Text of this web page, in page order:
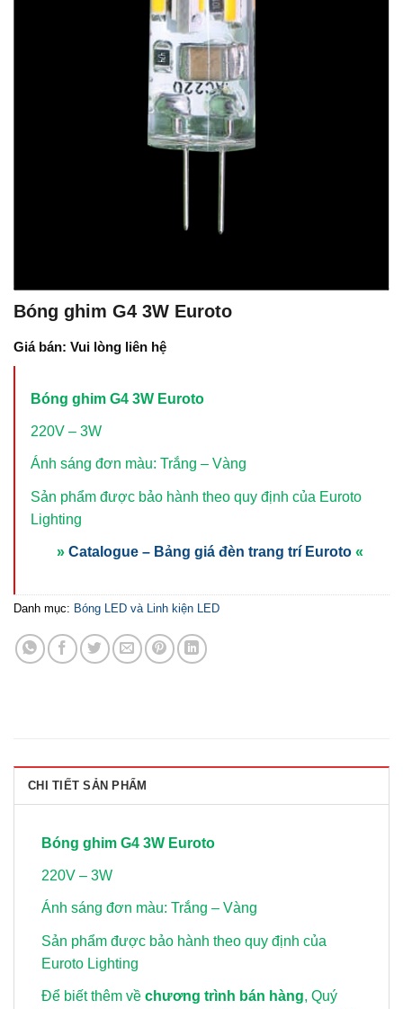
Bóng ghim G4 3W Euroto
Giá bán: Vui lòng liên hệ
Bóng ghim G4 3W Euroto
220V – 3W
Ánh sáng đơn màu: Trắng – Vàng
Sản phẩm được bảo hành theo quy định của Euroto
Lighting
» Catalogue – Bảng giá đèn trang trí Euroto «
Danh mục: Bóng LED và Linh kiện LED
CHI TIẾT SẢN PHẨM
Bóng ghim G4 3W Euroto
220V – 3W
Ánh sáng đơn màu: Trắng – Vàng
Sản phẩm được bảo hành theo quy định của
Euroto Lighting
Để biết thêm về chương trình bán hàng, Quý